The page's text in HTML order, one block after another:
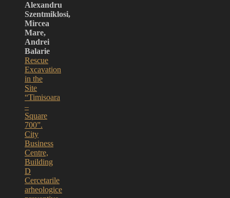
Alexandru
Szentmiklosi,
Mircea
Mare,
Andrei
Balarie
Rescue
Excavation
in the
Site
“Timisoara
–
Square
700”.
City
Business
Centre,
Building
D
Cercetarile
arheologice